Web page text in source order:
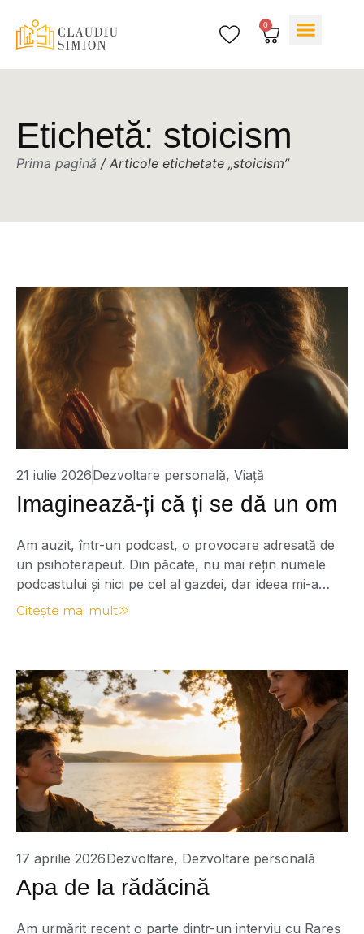
0
Etichetă: stoicism
Prima pagină / Articole etichetate „stoicism”
21 iulie 2026Dezvoltare personală, Viață
Imaginează-ți că ți se dă un om
Am auzit, într-un podcast, o provocare adresată de
un psihoterapeut. Din păcate, nu mai rețin numele
podcastului și nici pe cel al gazdei, dar ideea mi-a
rămas în minte și a continuat să lucreze în mine.
Provocarea suna aproximativ așa: Imaginează-ți că,
Citește mai mult
17 aprilie 2026Dezvoltare, Dezvoltare personală
Apa de la rădăcină
Am urmărit recent o parte dintr-un interviu cu Rareș